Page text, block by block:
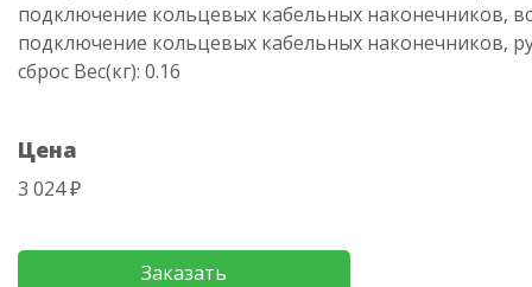
подключение кольцевых кабельных наконечников,
подключение кольцевых кабельных наконечников,
сброс Вес(кг): 0.16
Цена
3 024 ₽
Заказать